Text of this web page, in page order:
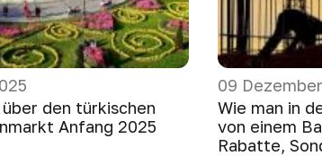
den türkischen
Anfang 2025
09
Wie man in
von einem
Rabatte,